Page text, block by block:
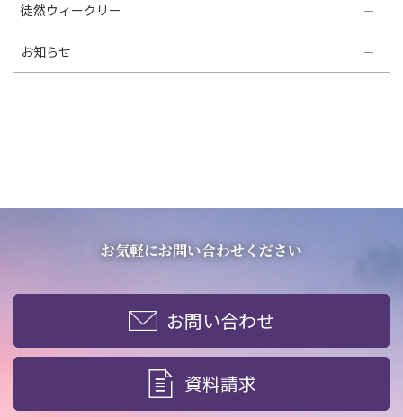
徒然ウィークリー
お知らせ
お気軽にお問い合わせください
お問い合わせ
資料請求